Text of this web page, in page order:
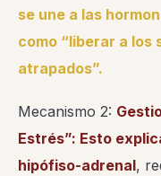
se une a las
como “liberar a los
atrapados”.
Mecanismo 2:
Estrés”: Esto
hipófiso-adrenal,